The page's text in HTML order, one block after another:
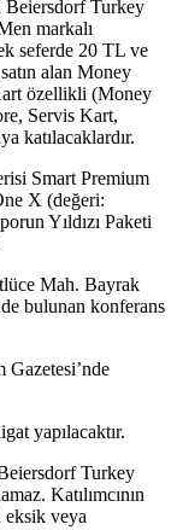
Beiersdorf Turkey
markalı
seferde 20 TL ve
alan Money
özellikli (Money
Servis Kart,
katılacaklardır.
Smart Premium
X (değeri:
Yıldızı Paketi
Mah. Bayrak
bulunan konferans
yapılacaktır.
Turkey
Katılımcının
eksik veya